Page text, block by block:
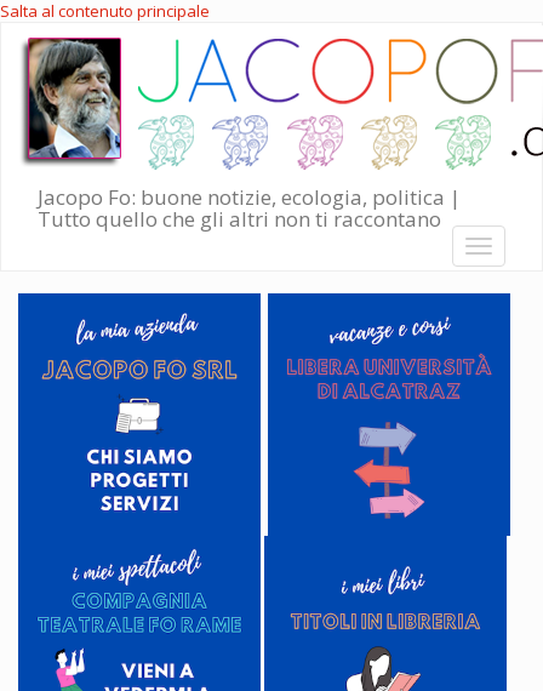
Salta al contenuto principale
Jacopo Fo: buone notizie, ecologia, politica |
Tutto quello che gli altri non ti raccontano
Toggle